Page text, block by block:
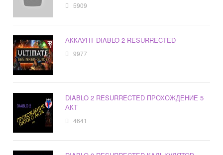
5909
АККАУНТ DIABLO 2 RESURRECTED
9977
DIABLO 2 RESURRECTED ПРОХОЖДЕНИЕ 5
АКТ
4641